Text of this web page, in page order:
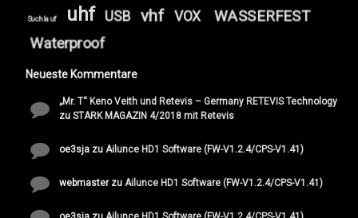
Suchlauf uhf USB vhf VOX
WASSERFEST
Waterproof
Neueste Kommentare
„Mr. T“ Keno Veith und Retevis – Germany RETEVIS Technology
zu STARK MAGAZIN 4/2018 mit Retevis
oe3sjazu Ailunce HD1 Software (FW-V1.2.4/CPS-V1.41)
webmasterzu Ailunce HD1 Software (FW-V1.2.4/CPS-V1.41)